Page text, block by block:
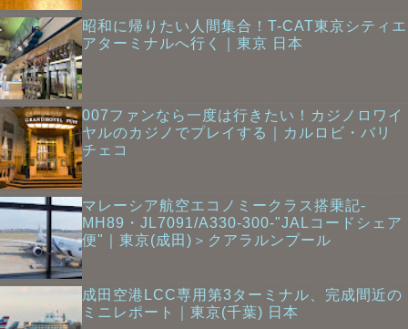
昭和に帰りたい人間集合！T-CAT東京シティエ
アターミナルへ行く｜東京 日本
007ファンなら一度は行きたい！カジノロワイ
ヤルのカジノでプレイする｜カルロビ・バリ
チェコ
マレーシア航空エコノミークラス搭乗記-
MH89・JL7091/A330-300-"JALコードシェア
便"｜東京(成田)＞クアラルンプール
成田空港LCC専用第3ターミナル、完成間近の
ミニレポート｜東京(千葉) 日本